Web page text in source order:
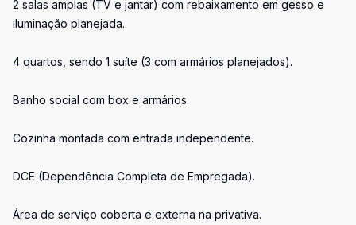
2 salas amplas (TV e jantar) com rebaixamento em gesso e
iluminação planejada.
4 quartos, sendo 1 suíte (3 com armários planejados).
Banho social com box e armários.
Cozinha montada com entrada independente.
DCE (Dependência Completa de Empregada).
Área de serviço coberta e externa na privativa.